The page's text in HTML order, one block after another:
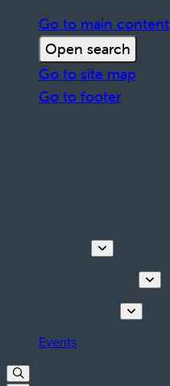
Go to main content
Open search
Go to site map
Go to footer
Events